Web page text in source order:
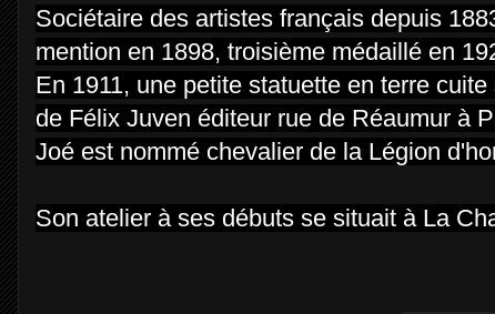
Sociétaire des artistes français depuis
mention en 1898, troisième médaillé en
En 1911, une petite statuette en terre
de Félix Juven éditeur rue de Réaumur à
Joé est nommé chevalier de la Légion
Son atelier à ses débuts se situait à La